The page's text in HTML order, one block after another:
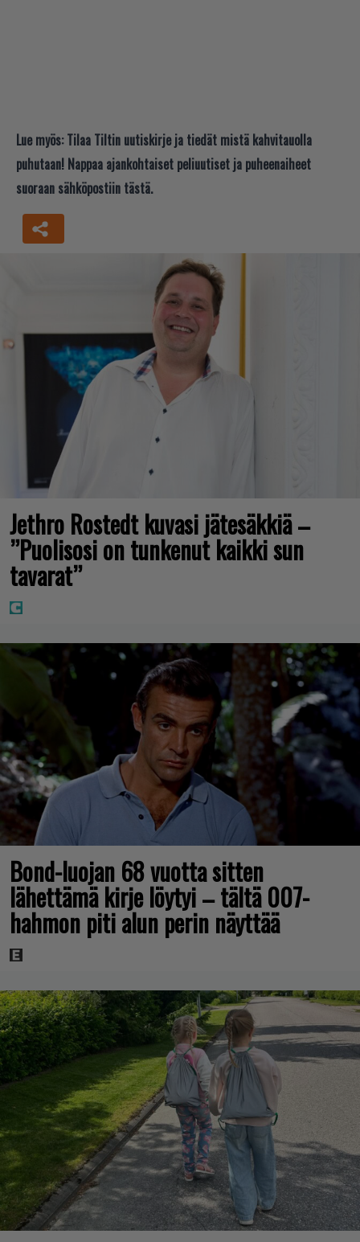
Lue myös: Tilaa Tiltin uutiskirje ja tiedät mistä kahvitauolla
puhutaan! Nappaa ajankohtaiset peliuutiset ja puheenaiheet
suoraan sähköpostiin tästä.
Jethro Rostedt kuvasi jätesäkkiä –
”Puolisosi on tunkenut kaikki sun
tavarat”
Bond-luojan 68 vuotta sitten
lähettämä kirje löytyi – tältä 007-
hahmon piti alun perin näyttää